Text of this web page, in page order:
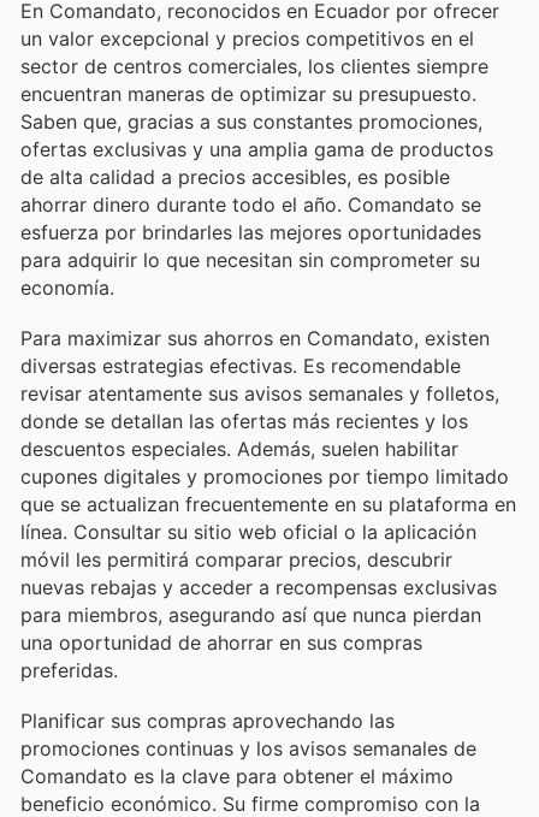
En Comandato, reconocidos en Ecuador por ofrecer
un valor excepcional y precios competitivos en el
sector de centros comerciales, los clientes siempre
encuentran maneras de optimizar su presupuesto.
Saben que, gracias a sus constantes promociones,
ofertas exclusivas y una amplia gama de productos
de alta calidad a precios accesibles, es posible
ahorrar dinero durante todo el año. Comandato se
esfuerza por brindarles las mejores oportunidades
para adquirir lo que necesitan sin comprometer su
economía.
Para maximizar sus ahorros en Comandato, existen
diversas estrategias efectivas. Es recomendable
revisar atentamente sus avisos semanales y folletos,
donde se detallan las ofertas más recientes y los
descuentos especiales. Además, suelen habilitar
cupones digitales y promociones por tiempo limitado
que se actualizan frecuentemente en su plataforma en
línea. Consultar su sitio web oficial o la aplicación
móvil les permitirá comparar precios, descubrir
nuevas rebajas y acceder a recompensas exclusivas
para miembros, asegurando así que nunca pierdan
una oportunidad de ahorrar en sus compras
preferidas.
Planificar sus compras aprovechando las
promociones continuas y los avisos semanales de
Comandato es la clave para obtener el máximo
beneficio económico. Su firme compromiso con la